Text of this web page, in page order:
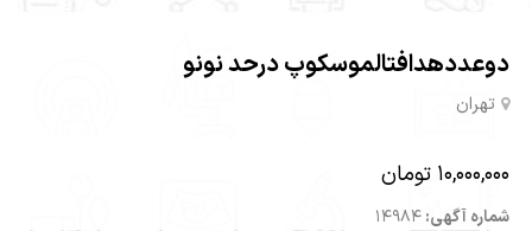
دوعددهدافتالموسکوپ درحد نونو
تهران
10,000,000 تومان
شماره آگهی:14984